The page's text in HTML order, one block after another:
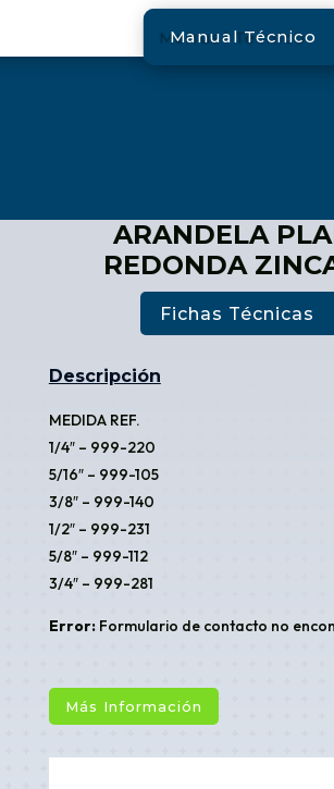
Manual Técnico
ARANDELA
REDONDA
Fichas Técnicas
Descripción
MEDIDA REF.
1/4″ – 999-220
5/16″ – 999-105
3/8″ – 999-140
1/2″ – 999-231
5/8″ – 999-112
3/4″ – 999-281
Error:Formulario de contacto no
Más Información